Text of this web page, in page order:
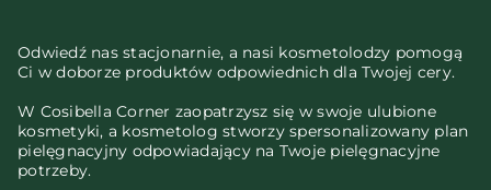
Odwiedź nas stacjonarnie, a nasi kosmetolodzy pomogą
Ci w doborze produktów odpowiednich dla Twojej cery.
W Cosibella Corner zaopatrzysz się w swoje ulubione
kosmetyki, a kosmetolog stworzy spersonalizowany plan
pielęgnacyjny odpowiadający na Twoje pielęgnacyjne
potrzeby.